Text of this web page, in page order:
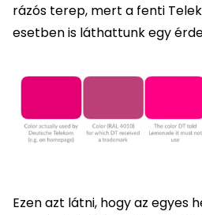
rázós terep, mert a fenti
esetben is láthattunk egy
Ezen azt látni, hogy az egyes